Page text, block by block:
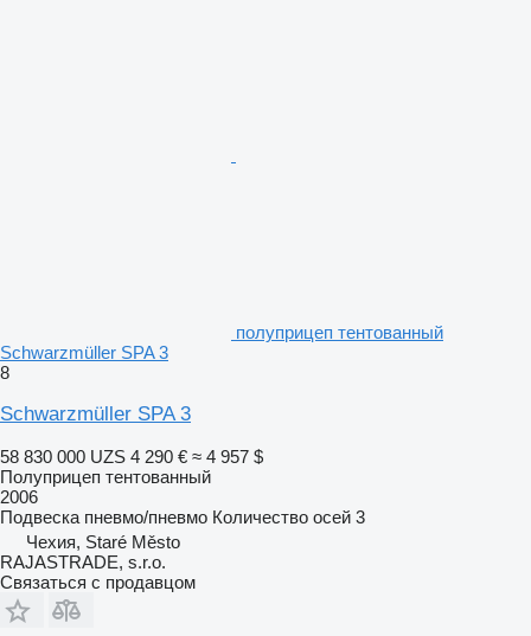
полуприцеп тентованный
Schwarzmüller SPA 3
8
Schwarzmüller SPA 3
58 830 000 UZS 4 290 € ≈ 4 957 $
Полуприцеп тентованный
2006
Подвеска пневмо/пневмо Количество осей 3
Чехия, Staré Město
RAJASTRADE, s.r.o.
Связаться с продавцом